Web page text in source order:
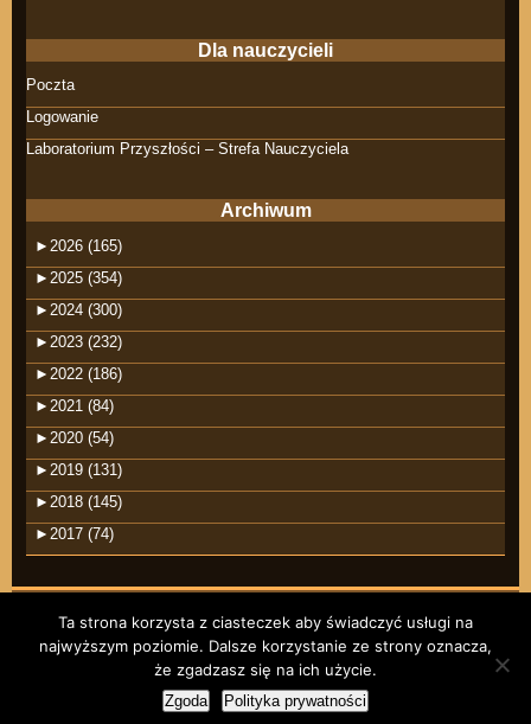
Dla nauczycieli
Poczta
Logowanie
Laboratorium Przyszłości – Strefa Nauczyciela
Archiwum
► 2026 (165)
► 2025 (354)
► 2024 (300)
► 2023 (232)
► 2022 (186)
► 2021 (84)
► 2020 (54)
► 2019 (131)
► 2018 (145)
► 2017 (74)
©2026 raindrops
Wpisy RSS
Komentarze RSS
Motyw Raindrops
RODO
Ta strona korzysta z ciasteczek aby świadczyć usługi na
najwyższym poziomie. Dalsze korzystanie ze strony oznacza,
że zgadzasz się na ich użycie.
Zgoda Polityka prywatności